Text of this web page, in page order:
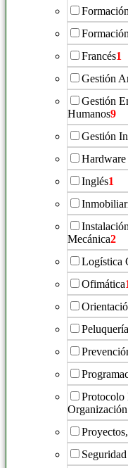
Francés1
Gestión
Gestión
Humanos9
Gestión
Inglés1
Mecánica2
Logística
Ofimática
Peluquería
Protocolo